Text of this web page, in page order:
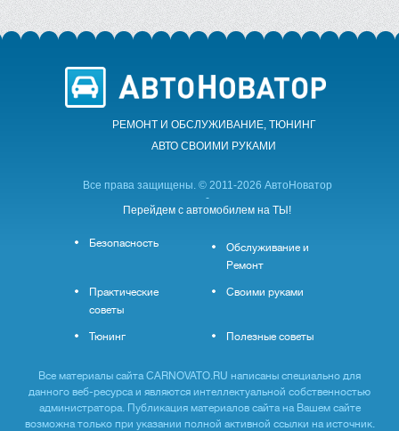
РЕМОНТ И ОБСЛУЖИВАНИЕ, ТЮНИНГ
АВТО CВОИМИ РУКАМИ
Все права защищены. © 2011-2026 АвтоНоватор
-
Перейдем с автомобилем на ТЫ!
Безопасность
Обслуживание и
Ремонт
Практические
советы
Своими руками
Тюнинг Полезные советы
Все материалы сайта CARNOVATO.RU написаны специально для
данного веб-ресурса и являются интеллектуальной собственностью
администратора. Публикация материалов сайта на Вашем сайте
возможна только при указании полной активной ссылки на источник.